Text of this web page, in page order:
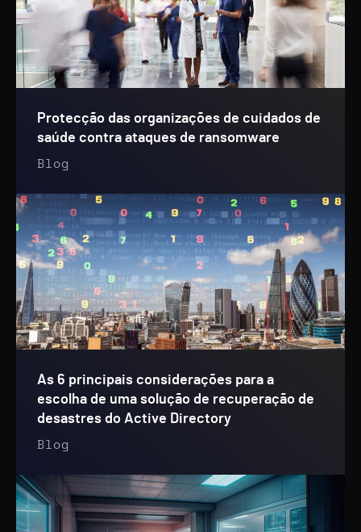
Protecção das organizações de cuidados de
saúde contra ataques de ransomware
Blog
As 6 principais considerações para a
escolha de uma solução de recuperação de
desastres do Active Directory
Blog